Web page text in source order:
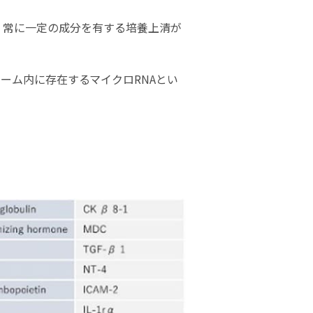
に一定の成分を有する培養上清が
ム内に存在するマイクロRNAとい